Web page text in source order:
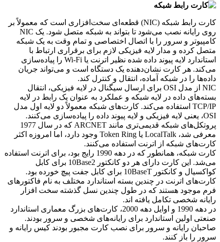
کارت رابط شبکه (NIC) قطعه‌ای سخت‌افزاری است که معمولاً بر
روی رایانه نصب می‌شود تا بتواند به شبکه متصل شود. یک NIC
کامپیوتر و سرور را با اتصال اختصاصی و تمام وقت به یک شبکه
متصل کرده و مدار لایه فیزیکی لازم برای برقراری ارتباط با
استاندارد لایه پیوند داده شده نظیر اترنت یا Wi-Fi را پیاده‌سازی
می‌کند. هر کارت نشان‌دهنده یک دستگاه است و می‌تواند جریان
داده‌ها را در شبکه آماده، انتقال و کنترل کند.
NIC از مدل OSI برای ارسال سیگنال در لایه فیزیکی، انتقال
بسته‌های داده در لایه شبکه و عملکرد به عنوان یک رابط در لایه
TCP/IP استفاده می‌کند. کارت‌های شبکه معمولاً دو لایه اول مدل
OSI، یعنی لایه فیزیکی و لایه پیوند داده را پیاده‌سازی می‌کنند.
پروتکل‌های شبکه قدیمی‌تری مانند ARCNET که در سال 1977
معرفی شد، LocalTalk یا Token Ring وجود دارد، اما امروزه اکثر
کارت‌های شبکه از اترنت استفاده می‌کنند.
کارت شبکه، همانطور که در دهه 1990 رایج بود، برای اترنت استفاده
می‌شد. این کارت دارای هر دو کانکتور 10Base2 برای کابل
کواکسیال و کانکتور 10BaseT برای کابل جفت پیچ خورده بود.
کارت‌های اترنت در چندین بسته استاندارد مختلف به نام فاکتورهای
فرم موجود هستند که در طول چندین نسل گذشته سخت افزار
رایانه شخصی تکامل یافته اند.
در دهه 1990 و اوایل دهه 2000، کارت‌های بزرگ معماری استاندارد
صنعتی اولین استاندارد برای رایانه‌های شخصی و سرور بودند.
صاحبان رایانه و سرور برای نصب کارت مجبور بودند کیس رایانه و
سرور را باز کنند.